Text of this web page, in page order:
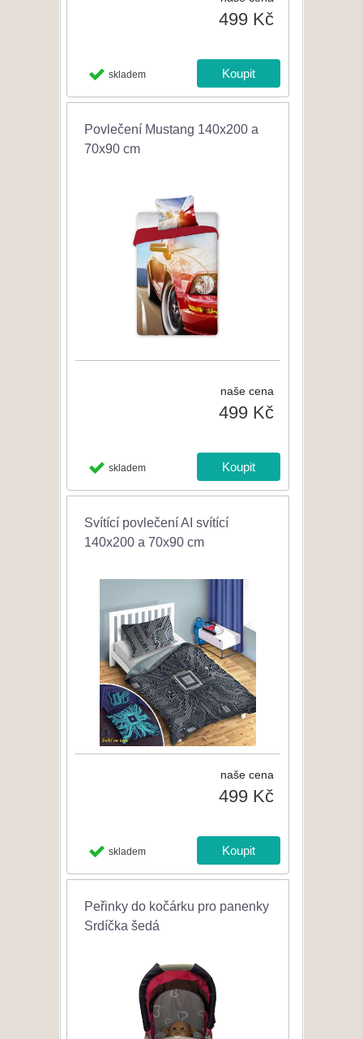
499 Kč
skladem
Povlečení Mustang 140x200 a
70x90 cm
naše cena
499 Kč
skladem
Svítící povlečení AI svítící
140x200 a 70x90 cm
naše cena
499 Kč
skladem
Peřinky do kočárku pro panenky
Srdíčka šedá